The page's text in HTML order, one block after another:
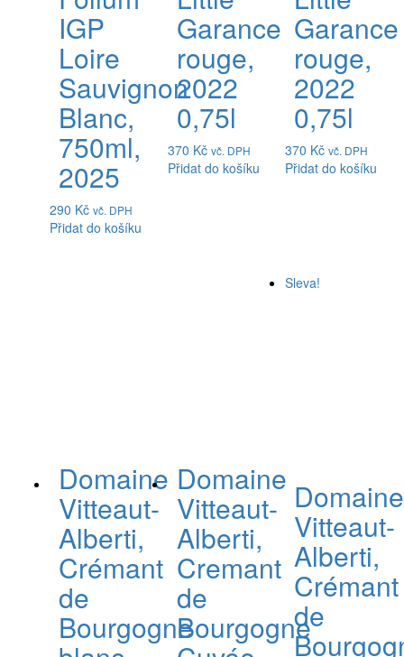
IGP
Loire
Sauvignon
Blanc,
750ml,
2025
290 Kč vč. DPH
Přidat do košíku
Garance
rouge,
2022
0,75l
370 Kč vč. DPH
Přidat do košíku
Garance
rouge,
2022
0,75l
370 Kč vč. DPH
Přidat do košíku
Domaine
Vitteaut-
Alberti,
Crémant
de
Bourgogne
Domaine
Vitteaut-
Alberti,
Cremant
de
Bourgogne
Sleva!
Domaine
Vitteaut-
Alberti,
Crémant
de